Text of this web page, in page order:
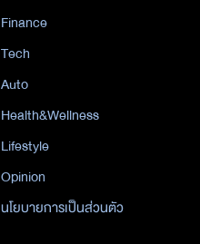
Finance
Tech
Auto
Health&Wellness
Lifestyle
Opinion
นโยบายการเป็นส่วนตัว